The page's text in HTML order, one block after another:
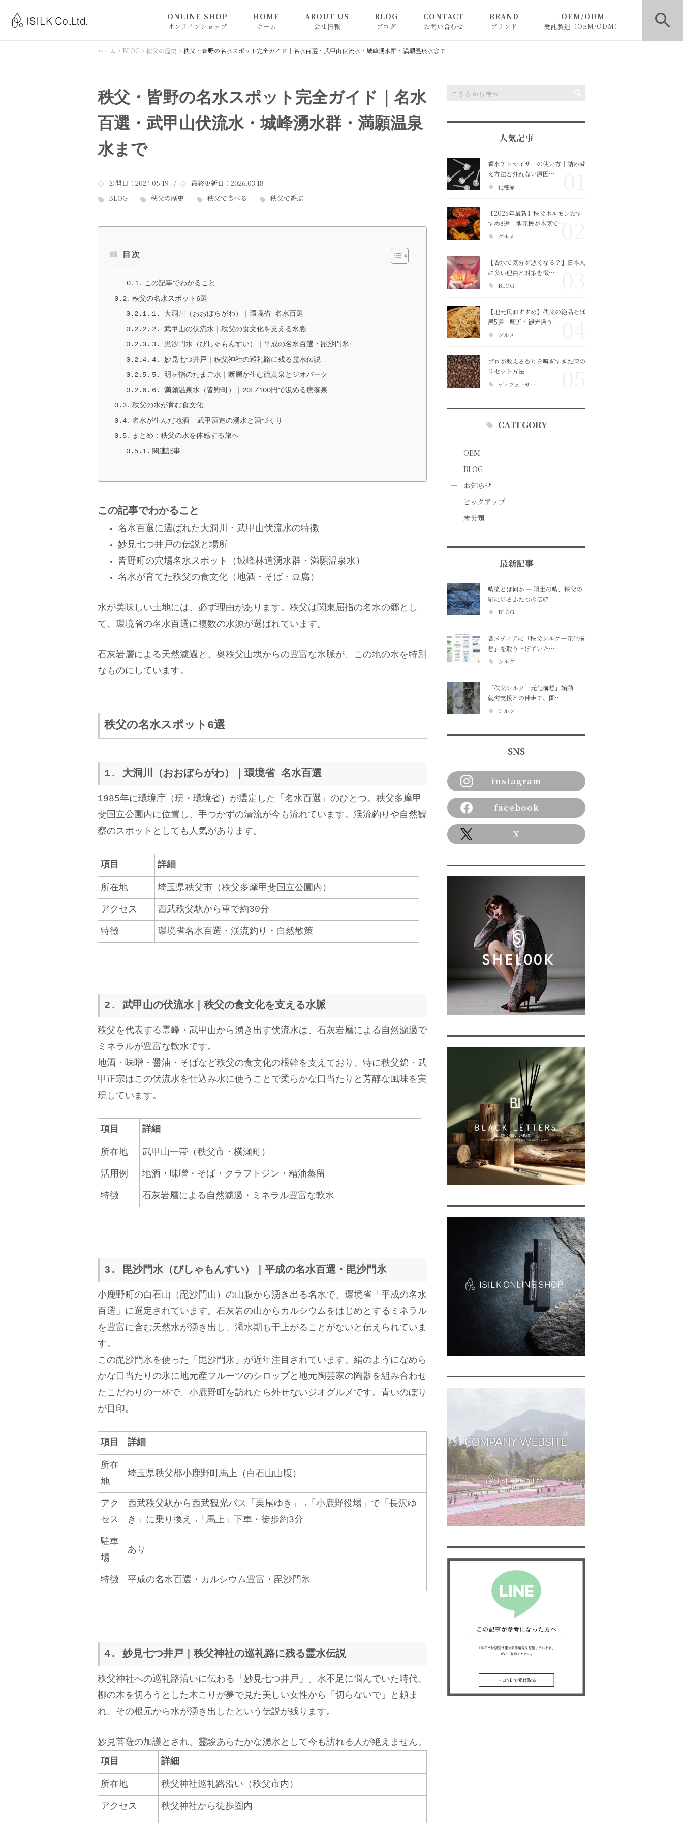
ONLINE SHOP
オンラインショップ
ISILK ONLINE SHOP
HOME
ホーム
ABOUT US
会社情報
BLOG
ブログ
BLOG
ピックアップ
CONTACT
お問い合わせ
BRAND
ブランド
OEM/ODM
受託製造（OEM/ODM）
ホーム > BLOG > 秩父の歴史 > 秩父・皆野の名水スポット完全ガイド｜名水百選・武甲山伏流水・城峰湧水群・満願温泉水まで
秩父・皆野の名水スポット完全ガイド｜名水
百選・武甲山伏流水・城峰湧水群・満願温泉
水まで
公開日 ：2024.05.19 / 最終更新日 ：2026.03.18
BLOG
秩父の歴史 秩父で食べる 秩父で遊ぶ
目次
この記事でわかること
秩父の名水スポット6選
1. 大洞川（おおぼらがわ）｜環境省 名水百選
2. 武甲山の伏流水｜秩父の食文化を支える水脈
3. 毘沙門水（びしゃもんすい）｜平成の名水百選・毘沙門氷
4. 妙見七つ井戸｜秩父神社の巡礼路に残る霊水伝説
5. 明ヶ指のたまご水｜断層が生む硫黄泉とジオパーク
6. 満願温泉水（皆野町）｜20L/100円で汲める療養泉
秩父の水が育む食文化
名水が生んだ地酒——武甲酒造の湧水と酒づくり
まとめ：秩父の水を体感する旅へ
関連記事
この記事でわかること
名水百選に選ばれた大洞川・武甲山伏流水の特徴
妙見七つ井戸の伝説と場所
皆野町の穴場名水スポット（城峰林道湧水群・満願温泉水）
名水が育てた秩父の食文化（地酒・そば・豆腐）
水が美味しい土地には、必ず理由があります。秩父は関東屈指の名水の郷とし
て、環境省の名水百選に複数の水源が選ばれています。
石灰岩層による天然濾過と、奥秩父山塊からの豊富な水脈が、この地の水を特別
なものにしています。
秩父の名水スポット6選
1. 大洞川（おおぼらがわ）｜環境省 名水百選
1985年に環境庁（現・環境省）が選定した「名水百選」のひとつ。秩父多摩甲
斐国立公園内に位置し、手つかずの清流が今も流れています。渓流釣りや自然観
察のスポットとしても人気があります。
項目 詳細
所在地 埼玉県秩父市（秩父多摩甲斐国立公園内）
アクセス 西武秩父駅から車で約30分
特徴 環境省名水百選・渓流釣り・自然散策
2. 武甲山の伏流水｜秩父の食文化を支える水脈
秩父を代表する霊峰・武甲山から湧き出す伏流水は、石灰岩層による自然濾過で
ミネラルが豊富な軟水です。
地酒・味噌・醤油・そばなど秩父の食文化の根幹を支えており、特に秩父錦・武
甲正宗はこの伏流水を仕込み水に使うことで柔らかな口当たりと芳醇な風味を実
現しています。
項目 詳細
所在地 武甲山一帯（秩父市・横瀬町）
活用例 地酒・味噌・そば・クラフトジン・精油蒸留
特徴 石灰岩層による自然濾過・ミネラル豊富な軟水
3. 毘沙門水（びしゃもんすい）｜平成の名水百選・毘沙門氷
小鹿野町の白石山（毘沙門山）の山腹から湧き出る名水で、環境省「平成の名水
百選」に選定されています。石灰岩の山からカルシウムをはじめとするミネラル
を豊富に含む天然水が湧き出し、渇水期も干上がることがないと伝えられていま
す。
この毘沙門水を使った「毘沙門氷」が近年注目されています。絹のようになめら
かな口当たりの氷に地元産フルーツのシロップと地元陶芸家の陶器を組み合わせ
たこだわりの一杯で、小鹿野町を訪れたら外せないジオグルメです。青いのぼり
が目印。
項目 詳細
所在
地
埼玉県秩父郡小鹿野町馬上（白石山山腹）
アク
セス
西武秩父駅から西武観光バス「栗尾ゆき」→「小鹿野役場」で「長沢ゆ
き」に乗り換え→「馬上」下車・徒歩約3分
駐車
場
あり
特徴 平成の名水百選・カルシウム豊富・毘沙門氷
4. 妙見七つ井戸｜秩父神社の巡礼路に残る霊水伝説
秩父神社への巡礼路沿いに伝わる「妙見七つ井戸」。水不足に悩んでいた時代、
柳の木を切ろうとした木こりが夢で見た美しい女性から「切らないで」と頼ま
れ、その根元から水が湧き出したという伝説が残ります。
妙見菩薩の加護とされ、霊験あらたかな湧水として今も訪れる人が絶えません。
項目
詳細
所在地 秩父神社巡礼路沿い（秩父市内）
アクセス 秩父神社から徒歩圏内
人気記事
香水アトマイザーの使い方｜詰め替
え方法と外れない原因…
化粧品
【2026年最新】秩父ホルモンおす
すめ8選｜地元民が本気で…
グルメ 02
【香水で気分が悪くなる？】日本人
に多い理由と対策を徹…
BLOG
【地元民おすすめ】秩父の絶品そば
屋5選｜駅近・観光帰り…
グルメ
プロが教える香りを嗅ぎすぎた時の
リセット方法
ディフューザー
CATEGORY
OEM
BLOG
お知らせ
ピックアップ
未分類
最新記事
藍染とは何か ― 羽生の藍、秩父の
絹に見るふたつの伝統
BLOG
各メディアに「秩父シルク一元化構
想」を取り上げていた…
シルク
「秩父シルク一元化構想」始動──
就労支援との伴走で、国…
シルク
SNS
instagram
facebook
X